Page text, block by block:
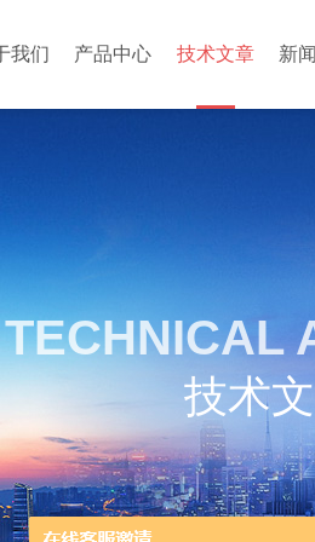
我们 产品中心 技术文章 新
TECHNICAL
技术